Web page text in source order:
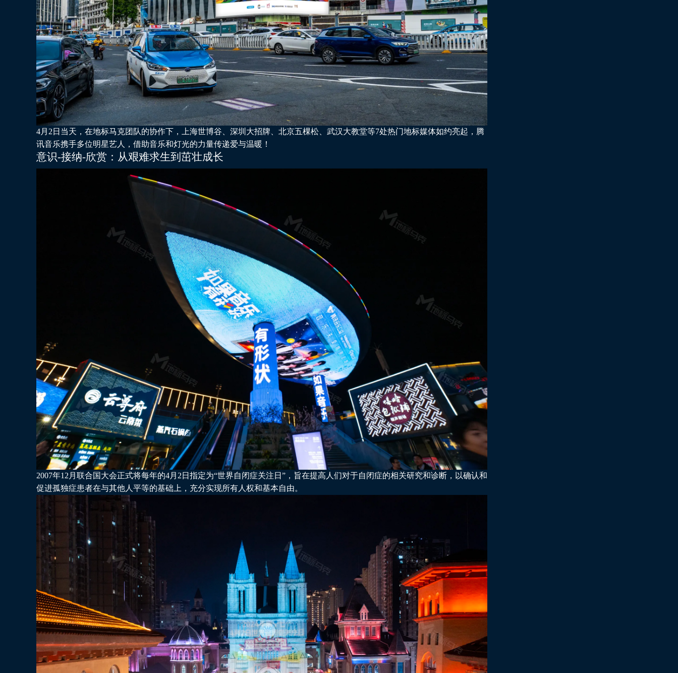
4月2日当天，在地标马克团队的协作下，上海世博谷、深圳大招牌、北京五棵松、武汉大教堂等7处热门地标媒体如约亮起，腾
讯音乐携手多位明星艺人，借助音乐和灯光的力量传递爱与温暖！
意识-接纳-欣赏：从艰难求生到茁壮成长
2007年12月联合国大会正式将每年的4月2日指定为“世界自闭症关注日”，旨在提高人们对于自闭症的相关研究和诊断，以确认和
促进孤独症患者在与其他人平等的基础上，充分实现所有人权和基本自由。